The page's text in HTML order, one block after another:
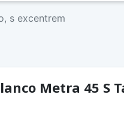
s excentrem
Metra 45 S